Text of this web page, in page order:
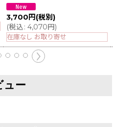
3,700 円 (税別)
(税込: 4,070円)
在庫なし お取り寄せ
ュー